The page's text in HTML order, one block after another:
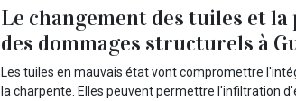
Le changement des tuiles et
des dommages structurels à
Les tuiles en mauvais état vont compromettre
la charpente. Elles peuvent permettre l'infiltration